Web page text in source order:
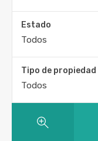
Estado
Todos
Tipo de propiedad
Todos